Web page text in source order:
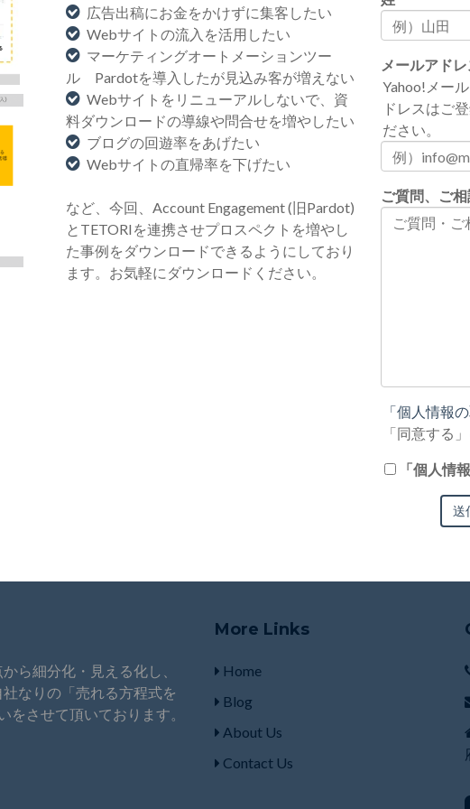
広告出稿にお金をかけずに集客したい
Webサイトの流入を活用したい
マーケティングオートメーションツー
ル Pardotを導入したが見込み客が増えない
Webサイトをリニューアルしないで、資
料ダウンロードの導線や問合せを増やしたい
ブログの回遊率をあげたい
Webサイトの直帰率を下げたい
など、今回、Account Engagement (旧Pardot)
とTETORIを連携させプロスペクトを増やし
た事例をダウンロードできるようにしており
ます。お気軽にダウンロードください。
メールアド
Yahoo!メー
ドレスはご
ださい。
ご質問、ご
「個人情報
「同意する
「個人情
ら細分化・見える化し、
なりの「売れる方程式を
させて頂いております。
More Links
Home
Blog
About Us
Contact Us